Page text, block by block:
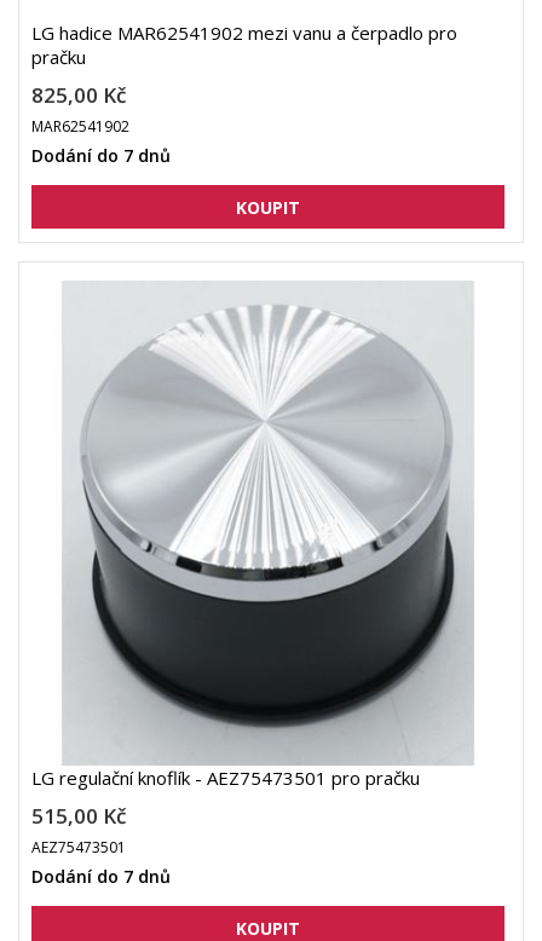
LG hadice MAR62541902 mezi vanu a čerpadlo pro
pračku
825,00 Kč
MAR62541902
Dodání do 7 dnů
LG regulační knoflík - AEZ75473501 pro pračku
515,00 Kč
AEZ75473501
Dodání do 7 dnů